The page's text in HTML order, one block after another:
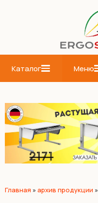
Каталог Меню
Главная » архив продукции »